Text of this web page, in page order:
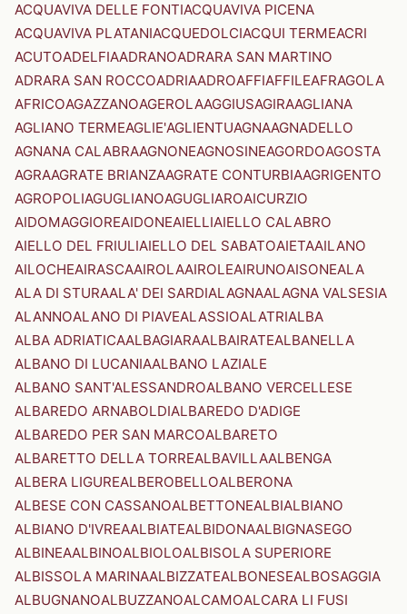
ACQUAVIVA DELLE FONTIACQUAVIVA PICENA
ACQUAVIVA PLATANIACQUEDOLCIACQUI TERMEACRI
ACUTOADELFIAADRANOADRARA SAN MARTINO
ADRARA SAN ROCCOADRIAADROAFFIAFFILEAFRAGOLA
AFRICOAGAZZANOAGEROLAAGGIUSAGIRAAGLIANA
AGLIANO TERMEAGLIE'AGLIENTUAGNAAGNADELLO
AGNANA CALABRAAGNONEAGNOSINEAGORDOAGOSTA
AGRAAGRATE BRIANZAAGRATE CONTURBIAAGRIGENTO
AGROPOLIAGUGLIANOAGUGLIAROAICURZIO
AIDOMAGGIOREAIDONEAIELLIAIELLO CALABRO
AIELLO DEL FRIULIAIELLO DEL SABATOAIETAAILANO
AILOCHEAIRASCAAIROLAAIROLEAIRUNOAISONEALA
ALA DI STURAALA' DEI SARDIALAGNAALAGNA VALSESIA
ALANNOALANO DI PIAVEALASSIOALATRIALBA
ALBA ADRIATICAALBAGIARAALBAIRATEALBANELLA
ALBANO DI LUCANIAALBANO LAZIALE
ALBANO SANT'ALESSANDROALBANO VERCELLESE
ALBAREDO ARNABOLDIALBAREDO D'ADIGE
ALBAREDO PER SAN MARCOALBARETO
ALBARETTO DELLA TORREALBAVILLAALBENGA
ALBERA LIGUREALBEROBELLOALBERONA
ALBESE CON CASSANOALBETTONEALBIALBIANO
ALBIANO D'IVREAALBIATEALBIDONAALBIGNASEGO
ALBINEAALBINOALBIOLOALBISOLA SUPERIORE
ALBISSOLA MARINAALBIZZATEALBONESEALBOSAGGIA
ALBUGNANOALBUZZANOALCAMOALCARA LI FUSI